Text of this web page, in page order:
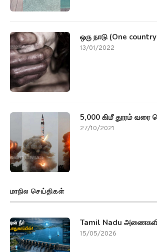
ஒரு நாடு (One
13/01/2022
5,000 கிமீ தூரம் வரை
27/10/2021
மாநில செய்திகள்
Tamil Nadu
15/05/2026